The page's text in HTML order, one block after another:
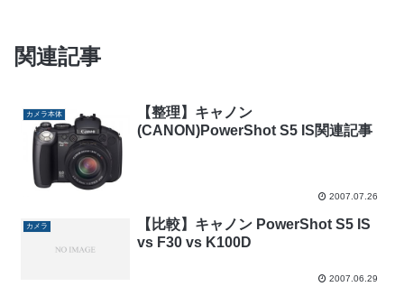
関連記事
カメラ本体
【整理】キャノン
(CANON)PowerShot S5 IS関連記事
2007.07.26
カメラ
【比較】キャノン PowerShot S5 IS
vs F30 vs K100D
2007.06.29